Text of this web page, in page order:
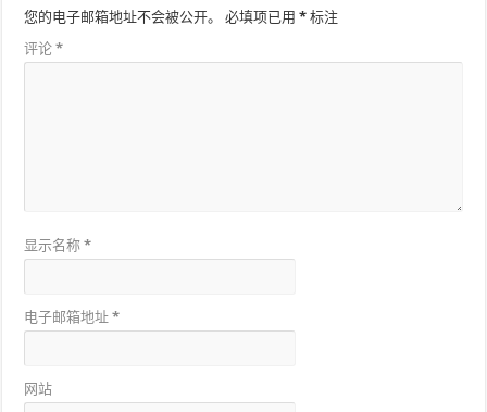
您的电子邮箱地址不会被公开。 必填项已用* 标注
评论*
显示名称*
电子邮箱地址*
网站